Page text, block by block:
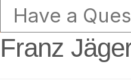
Franz